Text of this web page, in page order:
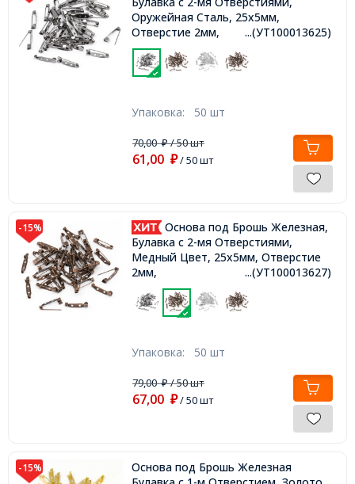
Оружейная Сталь, 25х5мм,
Отверстие 2мм,
...(УТ100013625)
Упаковка: 50 шт
70,00₽/ 50 шт
61,00 ₽/ 50 шт
-15%
Основа под Брошь Железная,
Булавка с 2-мя Отверстиями,
Медный Цвет, 25х5мм, Отверстие
2мм,
...(УТ100013627)
Упаковка: 50 шт
79,00₽/ 50 шт
67,00 ₽/ 50 шт
-15%
Основа под Брошь Железная